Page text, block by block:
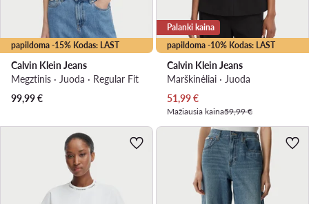
papildoma -15% Kodas: LAST
Calvin Klein Jeans
Megztinis · Juoda · Regular Fit
99,99€
papildoma -10% Kodas: LAST
Palanki kaina
Calvin Klein Jeans
Marškinėliai · Juoda
Dabartinė kaina
51,99€
Mažiausia kaina59,99 €